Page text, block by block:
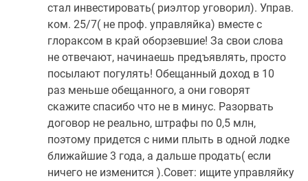
стал инвестировать( риэлтор уговорил). Управ.
ком. 25/7( не проф. управляйка) вместе с
глораксом в край оборзевшие! За свои слова
не отвечают, начинаешь предъявлять, просто
посылают погулять! Обещанный доход в 10
раз меньше обещанного, а они говорят
скажите спасибо что не в минус. Разорвать
договор не реально, штрафы по 0,5 млн,
поэтому придется с ними плыть в одной лодке
ближайшие 3 года, а дальше продать( если
ничего не изменится ).Совет: ищите управляйку